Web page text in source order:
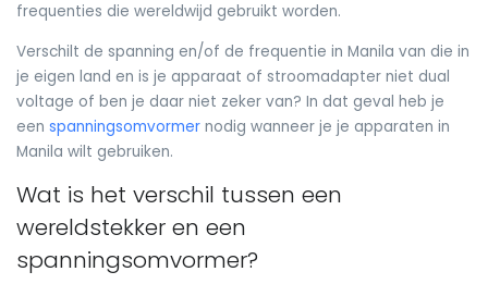
frequenties die wereldwijd gebruikt worden.
Verschilt de spanning en/of de frequentie in Manila van die in
je eigen land en is je apparaat of stroomadapter niet dual
voltage of ben je daar niet zeker van? In dat geval heb je
een spanningsomvormer nodig wanneer je je apparaten in
Manila wilt gebruiken.
Wat is het verschil tussen een
wereldstekker en een
spanningsomvormer?